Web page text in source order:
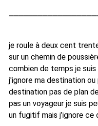
je roule à deux cent
sur un chemin de
combien de temps je
j'ignore ma destination
destination pas de plan
pas un voyageur je suis
un fugitif mais j’ignore ce